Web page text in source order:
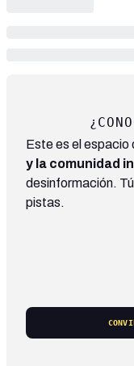
Este es el espacio
y la comunidad
desinformación.
pistas.